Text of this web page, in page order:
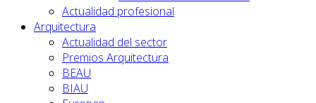
Actualidad profesional
Arquitectura
Actualidad del sector
Premios Arquitectura
BEAU
BIAU